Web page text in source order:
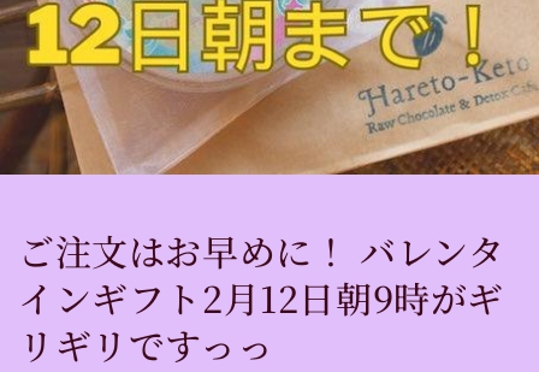
ご注文はお早めに！ バレンタ
インギフト2月12日朝9時がギ
リギリですっっ